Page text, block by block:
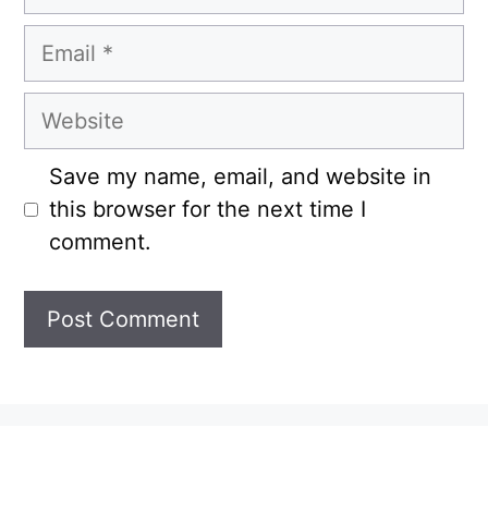
Email
Website
Save my name, email, and website in
this browser for the next time I
comment.